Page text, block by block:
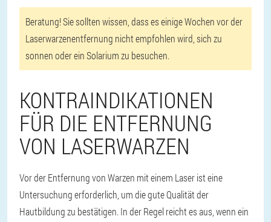
Beratung! Sie sollten wissen, dass es einige Wochen vor der
Laserwarzenentfernung nicht empfohlen wird, sich zu
sonnen oder ein Solarium zu besuchen.
KONTRAINDIKATIONEN
FÜR DIE ENTFERNUNG
VON LASERWARZEN
Vor der Entfernung von Warzen mit einem Laser ist eine
Untersuchung erforderlich, um die gute Qualität der
Hautbildung zu bestätigen. In der Regel reicht es aus, wenn ein